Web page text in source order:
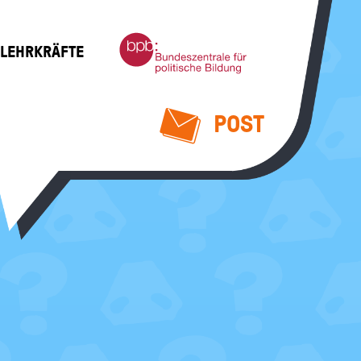
Bundeszentrale
für
politische
POST